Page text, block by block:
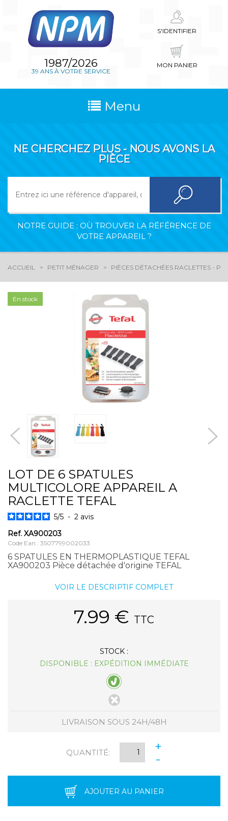
1987/2026
39 ANS À VOTRE SERVICE
S'IDENTIFIER
MON PANIER
Menu
NE CHERCHEZ PLUS - NOUS AVONS LA
PIÈCE
NOTRE GUIDE : OÙ TROUVER LA RÉFÉRENCE DE
VOTRE APPAREIL ?
ACCUEIL PETIT MÉNAGER PIÈCES DÉTACHÉES RACLETTES -
En stock
LOT DE 6 SPATULES
MULTICOLORE APPAREIL A
RACLETTE TEFAL
5/5 - 2 avis
Ref. XA900203
Code Ean : 3507799002033
6 SPATULES EN THERMOPLASTIQUE TEFAL
XA900203 Pièce détachée d'origine TEFAL
VOIR LE DESCRIPTIF COMPLET
7.99 € TTC
STOCK :
DISPONIBLE : EXPÉDITION IMMÉDIATE
LIVRAISON SOUS 24H/48H
QUANTITÉ:
+
-
AJOUTER AU PANIER